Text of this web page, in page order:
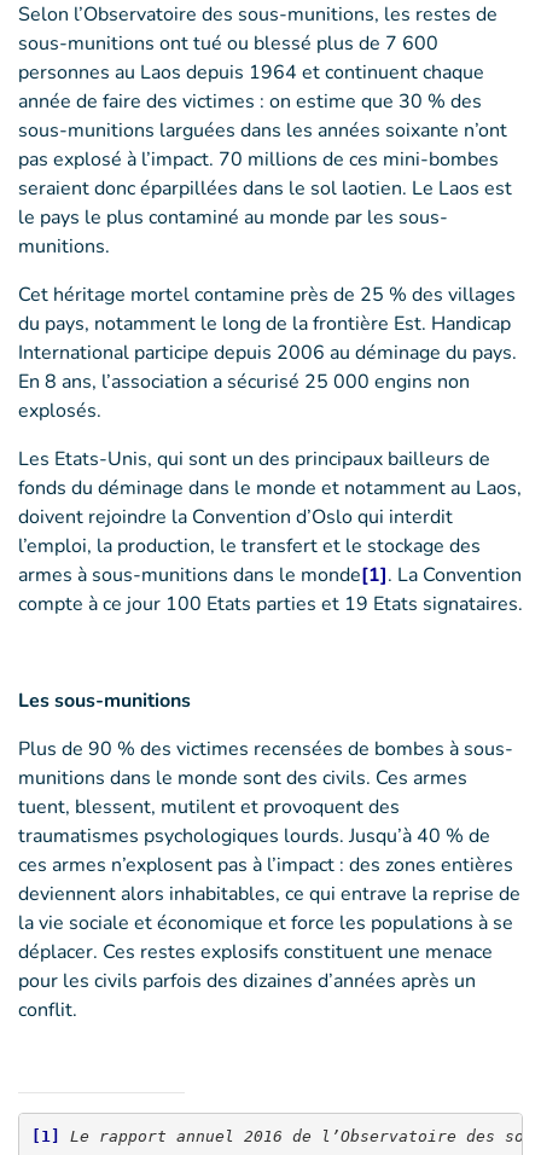
Selon l’Observatoire des sous-munitions, les restes de
sous-munitions ont tué ou blessé plus de 7 600
personnes au Laos depuis 1964 et continuent chaque
année de faire des victimes : on estime que 30 % des
sous-munitions larguées dans les années soixante n’ont
pas explosé à l’impact. 70 millions de ces mini-bombes
seraient donc éparpillées dans le sol laotien. Le Laos est
le pays le plus contaminé au monde par les sous-
munitions.
Cet héritage mortel contamine près de 25 % des villages
du pays, notamment le long de la frontière Est. Handicap
International participe depuis 2006 au déminage du pays.
En 8 ans, l’association a sécurisé 25 000 engins non
explosés.
Les Etats-Unis, qui sont un des principaux bailleurs de
fonds du déminage dans le monde et notamment au Laos,
doivent rejoindre la Convention d’Oslo qui interdit
l’emploi, la production, le transfert et le stockage des
armes à sous-munitions dans le monde[1]. La Convention
compte à ce jour 100 Etats parties et 19 Etats signataires.
Les sous-munitions
Plus de 90 % des victimes recensées de bombes à sous-
munitions dans le monde sont des civils. Ces armes
tuent, blessent, mutilent et provoquent des
traumatismes psychologiques lourds. Jusqu’à 40 % de
ces armes n’explosent pas à l’impact : des zones entières
deviennent alors inhabitables, ce qui entrave la reprise de
la vie sociale et économique et force les populations à se
déplacer. Ces restes explosifs constituent une menace
pour les civils parfois des dizaines d’années après un
conflit.
[1] Le rapport annuel 2016 de l’Observatoire des